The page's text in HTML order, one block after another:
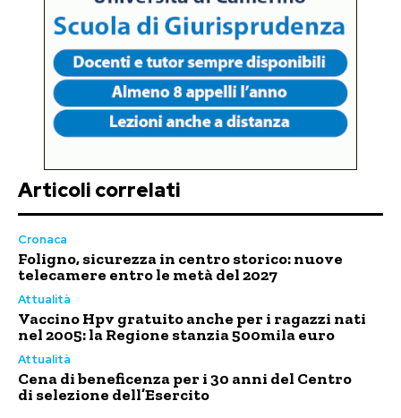
Articoli correlati
Cronaca
Foligno, sicurezza in centro storico: nuove
telecamere entro le metà del 2027
Attualità
Vaccino Hpv gratuito anche per i ragazzi nati
nel 2005: la Regione stanzia 500mila euro
Attualità
Cena di beneficenza per i 30 anni del Centro
di selezione dell’Esercito